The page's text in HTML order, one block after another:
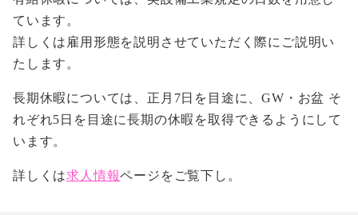
ています。
詳しくは雇用形態を説明させていただく際にご説明い
たします。
長期休暇については、正月7日を目途に、GW・お盆 そ
れぞれ5日を目途に長期の休暇を取得できるようにして
います。
詳しくは求人情報ページをご覧下し。